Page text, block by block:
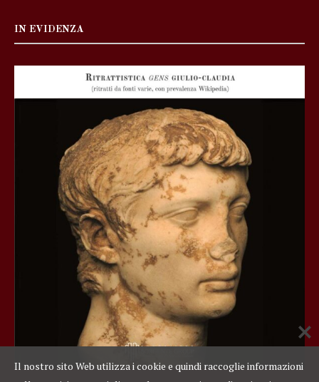
IN EVIDENZA
Il nostro sito Web utilizza i cookie e quindi raccoglie informazioni